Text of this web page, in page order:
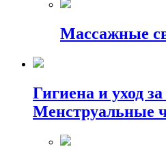
Массажные
Гигиена и уход
Менструальные